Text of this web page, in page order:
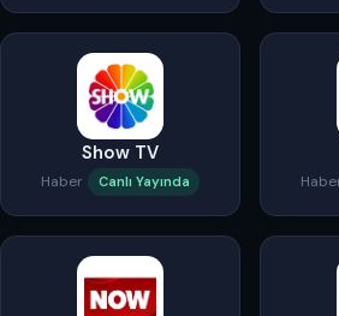
Show TV
Haber Canlı Yayında